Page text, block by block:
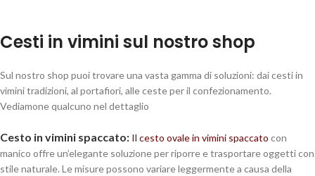
Cesti in vimini sul nostro shop
Sul nostro shop puoi trovare una vasta gamma di soluzioni: dai cesti in
vimini tradizioni, al portafiori, alle ceste per il confezionamento.
Vediamone qualcuno nel dettaglio
Cesto in vimini spaccato: Il cesto ovale in vimini spaccato con
manico offre un’elegante soluzione per riporre e trasportare oggetti con
stile naturale. Le misure possono variare leggermente a causa della